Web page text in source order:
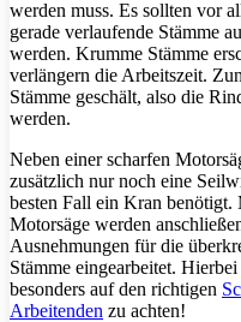
werden muss. Es sollten vor
gerade verlaufende Stämme
werden. Krumme Stämme
verlängern die Arbeitszeit.
Stämme geschält, also die
werden.
Neben einer scharfen
zusätzlich nur noch eine
besten Fall ein Kran benötigt.
Motorsäge werden
Ausnehmungen für die
Stämme eingearbeitet.
besonders auf den richtigen
Arbeitenden zu achten!